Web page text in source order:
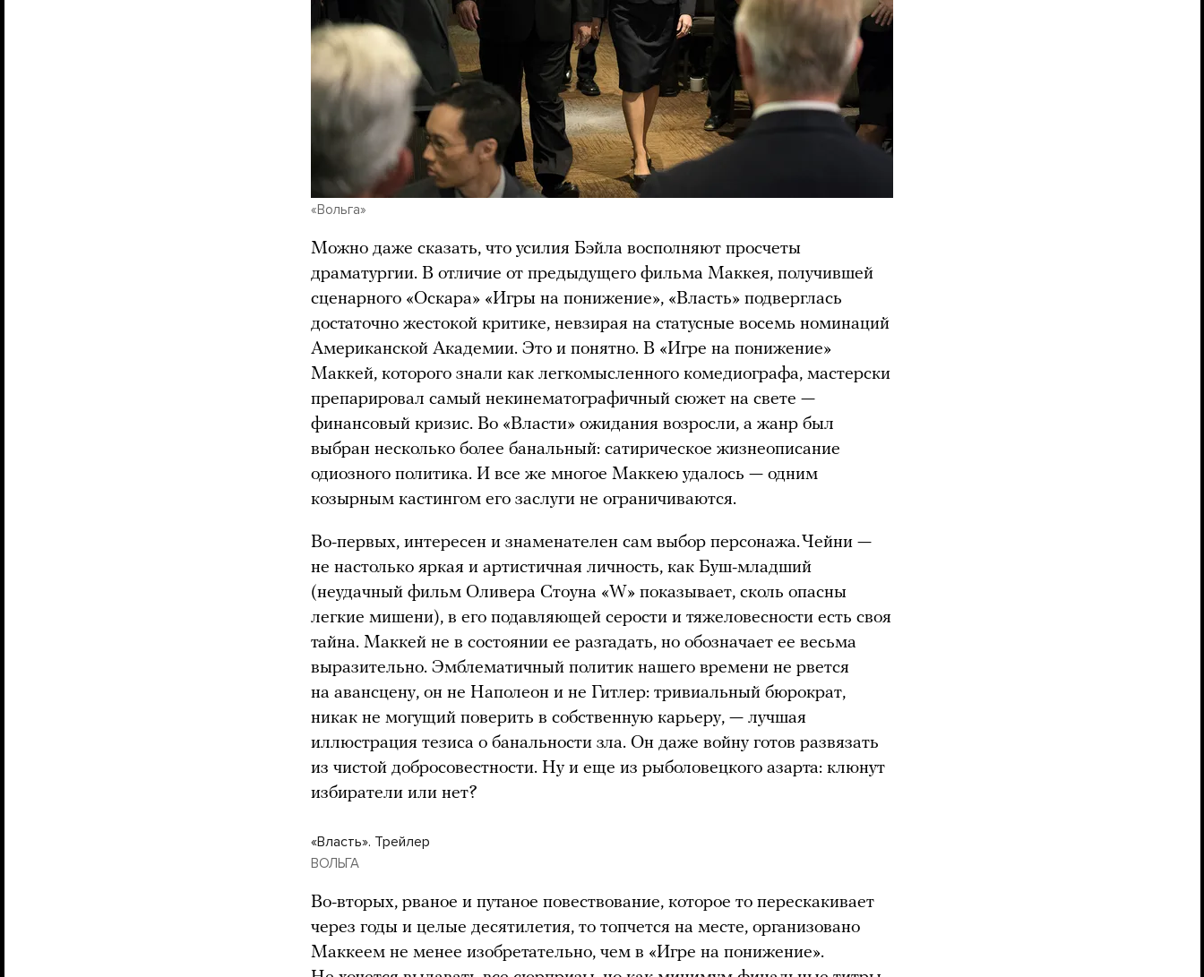
«Вольга»
Можно даже сказать, что усилия Бэйла восполняют просчеты
драматургии. В отличие от предыдущего фильма Маккея, получившей
сценарного «Оскара» «Игры на понижение», «Власть» подверглась
достаточно жестокой критике, невзирая на статусные восемь номинаций
Американской Академии. Это и понятно. В «Игре на понижение»
Маккей, которого знали как легкомысленного комедиографа, мастерски
препарировал самый некинематографичный сюжет на свете —
финансовый кризис. Во «Власти» ожидания возросли, а жанр был
выбран несколько более банальный: сатирическое жизнеописание
одиозного политика. И все же многое Маккею удалось — одним
козырным кастингом его заслуги не ограничиваются.
Во-первых, интересен и знаменателен сам выбор персонажа. Чейни —
не настолько яркая и артистичная личность, как Буш-младший
(неудачный фильм Оливера Стоуна «W» показывает, сколь опасны
легкие мишени), в его подавляющей серости и тяжеловесности есть своя
тайна. Маккей не в состоянии ее разгадать, но обозначает ее весьма
выразительно. Эмблематичный политик нашего времени не рвется
на авансцену, он не Наполеон и не Гитлер: тривиальный бюрократ,
никак не могущий поверить в собственную карьеру, — лучшая
иллюстрация тезиса о банальности зла. Он даже войну готов развязать
из чистой добросовестности. Ну и еще из рыболовецкого азарта: клюнут
избиратели или нет?
«Власть». Трейлер
ВОЛЬГА
Во-вторых, рваное и путаное повествование, которое то перескакивает
через годы и целые десятилетия, то топчется на месте, организовано
Маккеем не менее изобретательно, чем в «Игре на понижение».